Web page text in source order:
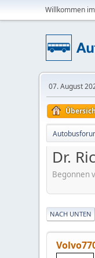
Willkommen
07. August
Dr.
Begonnen
NACH UNTEN